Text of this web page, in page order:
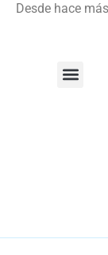
Desde hace